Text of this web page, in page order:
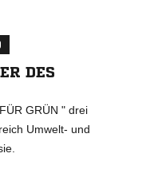
DES
GRÜN " drei
Umwelt- und